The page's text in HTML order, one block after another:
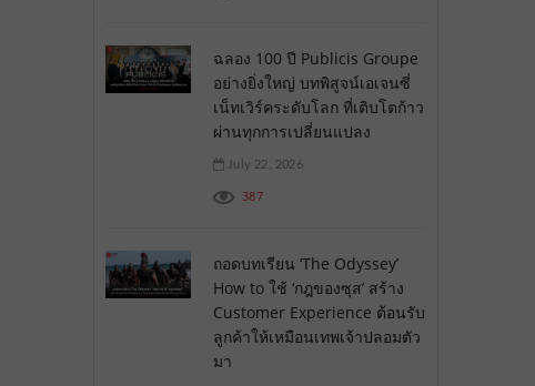
ฉลอง 100 ปี Publicis Groupe
อย่างยิ่งใหญ่ บทพิสูจน์เอเจนซี่
เน็ทเวิร์คระดับโลก ที่เติบโตก้าว
ผ่านทุกการเปลี่ยนแปลง
July 22, 2026
387
ถอดบทเรียน ‘The Odyssey’
How to ใช้ ‘กฎของซุส’ สร้าง
Customer Experience ต้อนรับ
ลูกค้าให้เหมือนเทพเจ้าปลอมตัว
มา